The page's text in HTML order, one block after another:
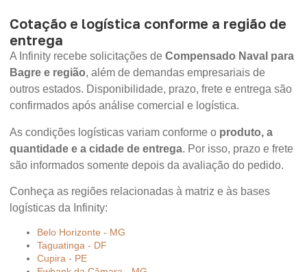
Cotação e logística conforme a região de
entrega
A Infinity recebe solicitações de Compensado Naval para
Bagre e região, além de demandas empresariais de
outros estados. Disponibilidade, prazo, frete e entrega são
confirmados após análise comercial e logística.
As condições logísticas variam conforme o produto, a
quantidade e a cidade de entrega. Por isso, prazo e frete
são informados somente depois da avaliação do pedido.
Conheça as regiões relacionadas à matriz e às bases
logísticas da Infinity:
Belo Horizonte - MG
Taguatinga - DF
Cupira - PE